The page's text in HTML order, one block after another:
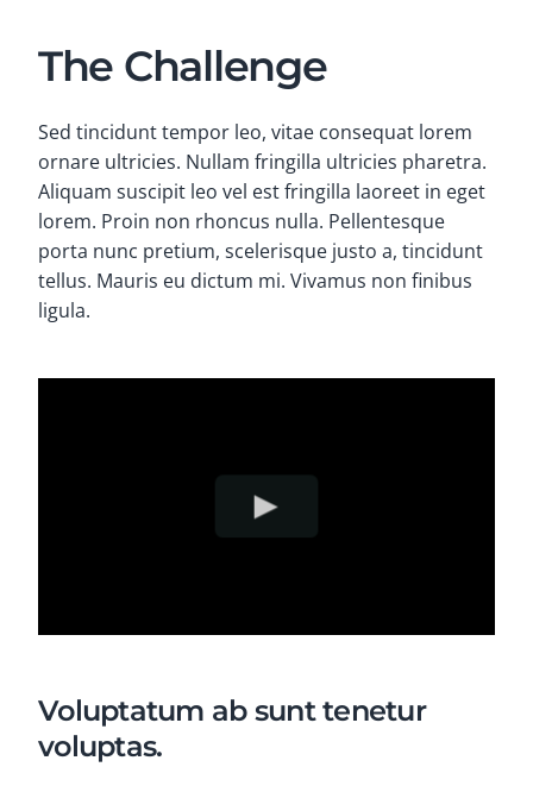
The Challenge
Sed tincidunt tempor leo, vitae consequat lorem
ornare ultricies. Nullam fringilla ultricies pharetra.
Aliquam suscipit leo vel est fringilla laoreet in eget
lorem. Proin non rhoncus nulla. Pellentesque
porta nunc pretium, scelerisque justo a, tincidunt
tellus. Mauris eu dictum mi. Vivamus non finibus
ligula.
Voluptatum ab sunt tenetur
voluptas.